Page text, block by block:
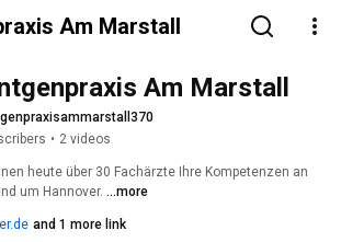
Am Marstall
Am Marstall
• 2 videos
heute über 30 Fachärzte Ihre Kompetenzen an
um Hannover. ...more
and 1 more link